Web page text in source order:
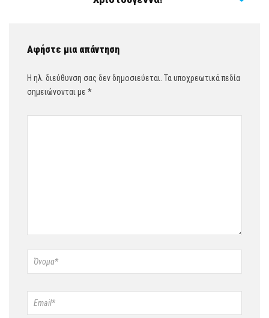
Αφήστε μια απάντηση
Η ηλ. διεύθυνση σας δεν δημοσιεύεται. Τα υποχρεωτικά πεδία
σημειώνονται με *